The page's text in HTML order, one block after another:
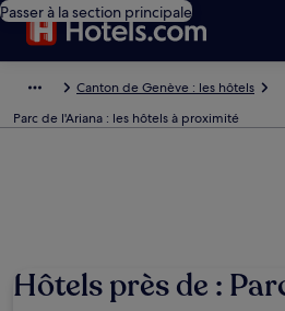
Passer à la section principale
Canton de Genève : les hôtels
Parc de l'Ariana : les hôtels à proximité
Hôtels près de :